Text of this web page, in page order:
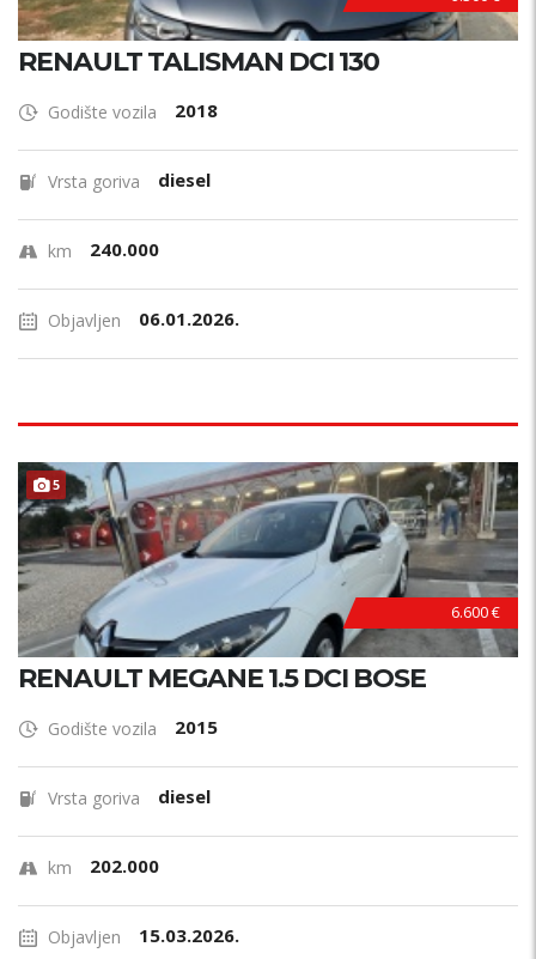
RENAULT TALISMAN DCI 130
Godište vozila 2018
Vrsta goriva diesel
km 240.000
Objavljen 06.01.2026.
5
6.600 €
RENAULT MEGANE 1.5 DCI BOSE
Godište vozila 2015
Vrsta goriva diesel
km 202.000
Objavljen 15.03.2026.